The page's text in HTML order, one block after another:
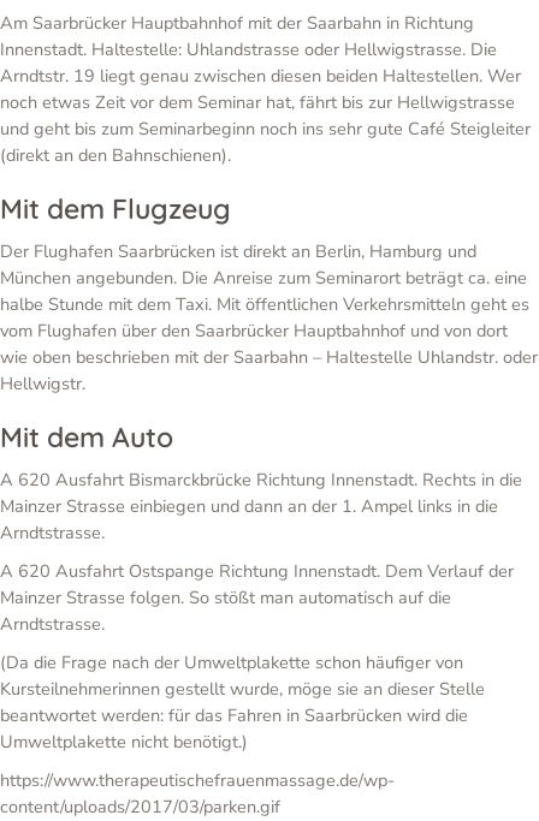
Am Saarbrücker Hauptbahnhof mit der Saarbahn in Richtung
Innenstadt. Haltestelle: Uhlandstrasse oder Hellwigstrasse. Die
Arndtstr. 19 liegt genau zwischen diesen beiden Haltestellen. Wer
noch etwas Zeit vor dem Seminar hat, fährt bis zur Hellwigstrasse
und geht bis zum Seminarbeginn noch ins sehr gute Café Steigleiter
(direkt an den Bahnschienen).
Mit dem Flugzeug
Der Flughafen Saarbrücken ist direkt an Berlin, Hamburg und
München angebunden. Die Anreise zum Seminarort beträgt ca. eine
halbe Stunde mit dem Taxi. Mit öffentlichen Verkehrsmitteln geht es
vom Flughafen über den Saarbrücker Hauptbahnhof und von dort
wie oben beschrieben mit der Saarbahn – Haltestelle Uhlandstr. oder
Hellwigstr.
Mit dem Auto
A 620 Ausfahrt Bismarckbrücke Richtung Innenstadt. Rechts in die
Mainzer Strasse einbiegen und dann an der 1. Ampel links in die
Arndtstrasse.
A 620 Ausfahrt Ostspange Richtung Innenstadt. Dem Verlauf der
Mainzer Strasse folgen. So stößt man automatisch auf die
Arndtstrasse.
(Da die Frage nach der Umweltplakette schon häufiger von
Kursteilnehmerinnen gestellt wurde, möge sie an dieser Stelle
beantwortet werden: für das Fahren in Saarbrücken wird die
Umweltplakette nicht benötigt.)
https://www.therapeutischefrauenmassage.de/wp-
content/uploads/2017/03/parken.gif